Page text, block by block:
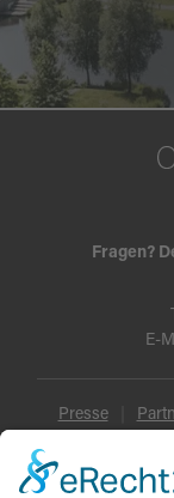
Fragen?
E-
Presse
Datenschutz